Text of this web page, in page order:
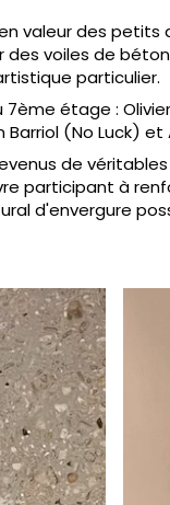
valeur des
voiles de
particulier.
étage :
(No Luck) et
de
participant à
d'envergure